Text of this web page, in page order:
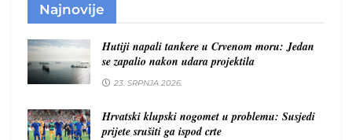
Najnovije
Hutiji napali tankere u Crvenom moru: Jedan
se zapalio nakon udara projektila
23. SRPNJA 2026.
Hrvatski klupski nogomet u problemu: Susjedi
prijete srušiti ga ispod crte